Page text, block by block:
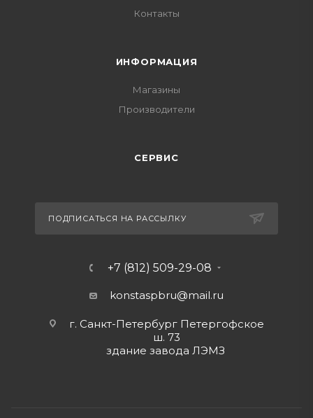
Контакты
ИНФОРМАЦИЯ
Магазины
Производители
СЕРВИС
ПОДПИСАТЬСЯ НА РАССЫЛКУ
+7 (812) 509-29-08
konstaspbru@mail.ru
г. Санкт-Петербург Петергофское
ш. 73
здание завода ЛЭМЗ